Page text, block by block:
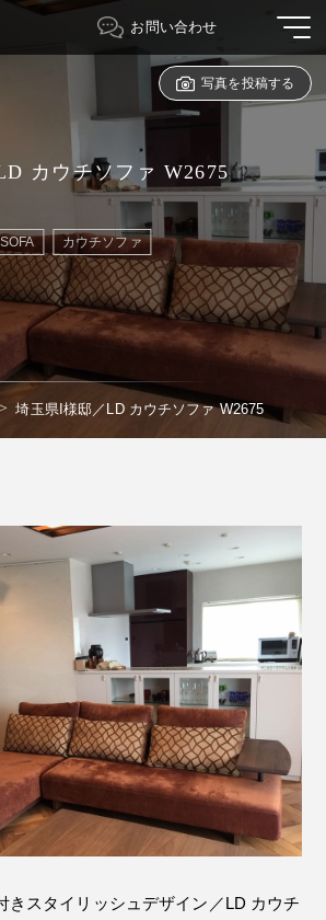
お問い合わせ
カウチソファ W2675
カウチソファ
埼玉県I様邸／LD カウチソファ W2675
写真を投稿する
きスタイリッシュデザイン／LD カウチ